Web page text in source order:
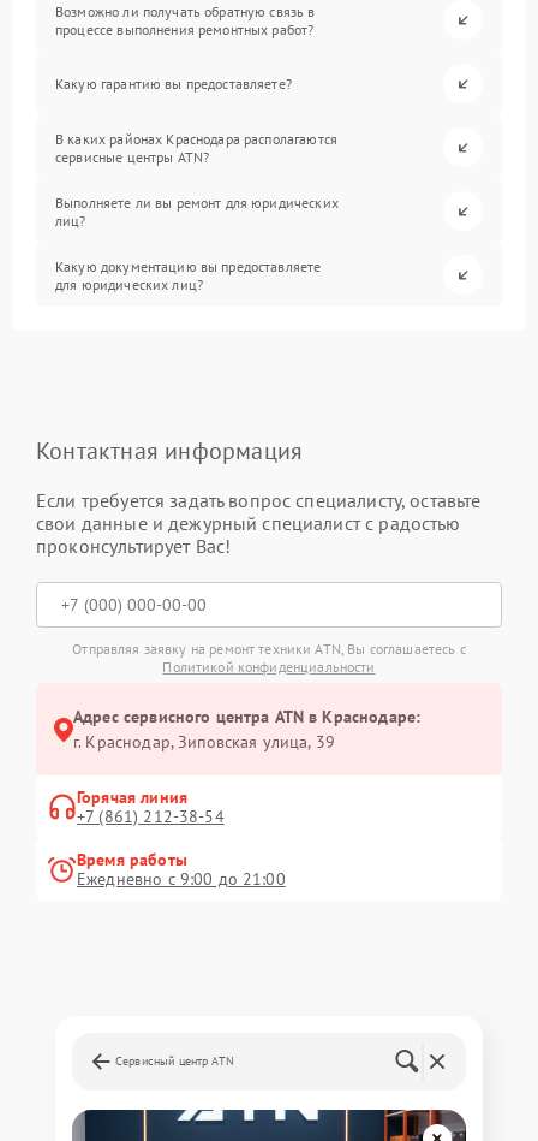
Возможно ли получать обратную связь в
процессе выполнения ремонтных работ?
Какую гарантию вы предоставляете?
В каких районах Краснодара располагаются
сервисные центры ATN?
Выполняете ли вы ремонт для юридических
лиц?
Какую документацию вы предоставляете
для юридических лиц?
Контактная информация
Если требуется задать вопрос специалисту, оставьте
свои данные и дежурный специалист с радостью
проконсультирует Вас!
Отправляя заявку на ремонт техники ATN, Вы соглашаетесь с
Политикой конфиденциальности
Адрес сервисного центра ATN в Краснодаре:
г. Краснодар, Зиповская улица, 39
Горячая линия
+7 (861) 212-38-54
Время работы
Ежедневно с 9:00 до 21:00
Сервисный центр ATN